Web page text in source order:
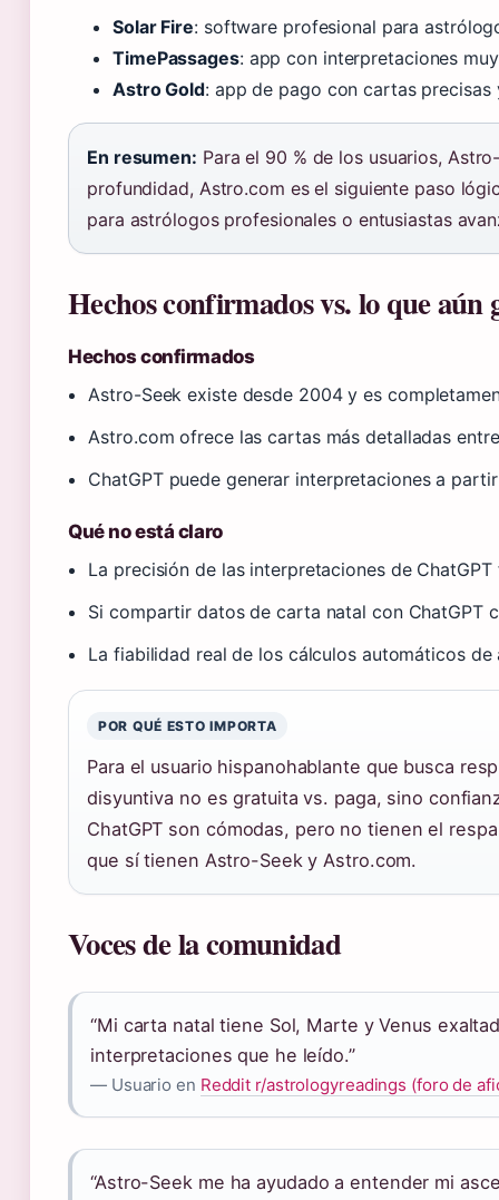
Solar Fire: software profesional para
TimePassages: app con interpretaciones
Astro Gold: app de pago con cartas
En resumen: Para el 90 % de los usuarios,
profundidad, Astro.com es el siguiente paso
para astrólogos profesionales o entusiastas
Hechos confirmados vs. lo que aún
Hechos confirmados
Astro-Seek existe desde 2004 y es
Astro.com ofrece las cartas más detalladas
ChatGPT puede generar interpretaciones a
Qué no está claro
La precisión de las interpretaciones de
Si compartir datos de carta natal con ChatGPT
La fiabilidad real de los cálculos automáticos
POR QUÉ ESTO IMPORTA
Para el usuario hispanohablante que busca
disyuntiva no es gratuita vs. paga, sino
ChatGPT son cómodas, pero no tienen el
que sí tienen Astro-Seek y Astro.com.
Voces de la comunidad
“Mi carta natal tiene Sol, Marte y Venus
interpretaciones que he leído.”
— Usuario en Reddit r/astrologyreadings (foro de
“Astro-Seek me ha ayudado a entender mi